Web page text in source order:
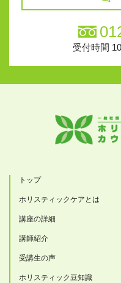
受付時間
トップ
ホリスティックケアとは
講座の詳細
講師紹介
受講生の声
ホリスティック豆知識